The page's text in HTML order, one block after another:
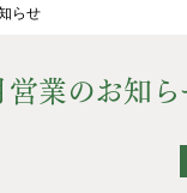
らせ
営業のお知ら